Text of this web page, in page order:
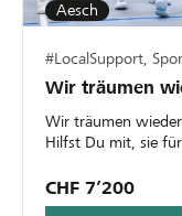
Aesch
#LocalSupport,
Wir träumen
Wir träumen
Hilfst Du mit, sie
CHF 7’200